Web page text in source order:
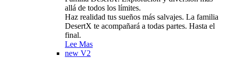
allá de todos los límites.
Haz realidad tus sueños más salvajes. La familia
DesertX te acompañará a todas partes. Hasta el
final.
Lee Mas
new V2